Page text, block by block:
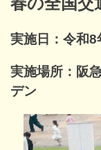
実施日：令和8
実施場所：阪
デン